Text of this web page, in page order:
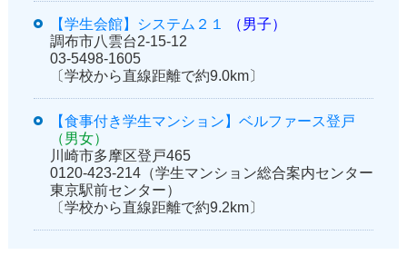
【学生会館】システム２１
（男子）
調布市八雲台2-15-12
03-5498-1605
〔学校から直線距離で約9.0km〕
【食事付き学生マンション】ベルファース登戸
（男女）
川崎市多摩区登戸465
0120-423-214（学生マンション総合案内センター
東京駅前センター）
〔学校から直線距離で約9.2km〕